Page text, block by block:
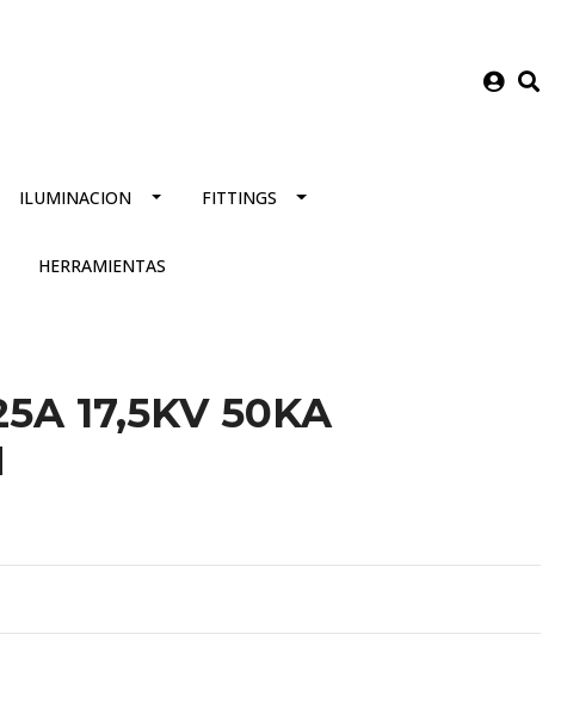
ILUMINACION FITTINGS
HERRAMIENTAS
17,5KV 50KA